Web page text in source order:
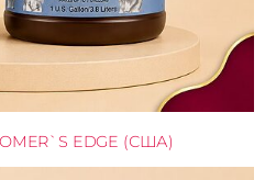
EDGE (США)